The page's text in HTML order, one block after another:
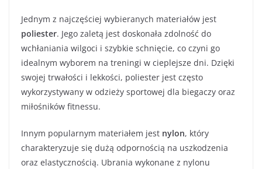
Jednym z najczęściej wybieranych materiałów jest
poliester. Jego zaletą jest doskonała zdolność do
wchłaniania wilgoci i szybkie schnięcie, co czyni go
idealnym wyborem na treningi w cieplejsze dni. Dzięki
swojej trwałości i lekkości, poliester jest często
wykorzystywany w odzieży sportowej dla biegaczy oraz
miłośników fitnessu.
Innym popularnym materiałem jest nylon, który
charakteryzuje się dużą odpornością na uszkodzenia
oraz elastycznością. Ubrania wykonane z nylonu